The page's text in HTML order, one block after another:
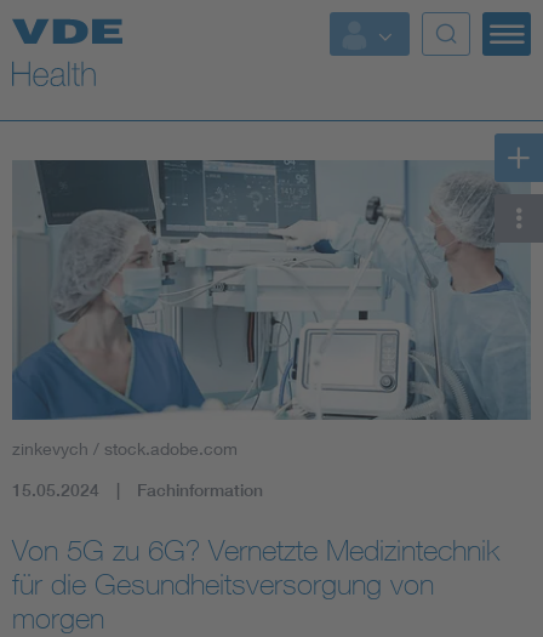
Top Themen
Fokusthemen
AI & Digital Trust
Health
Mobility
Assisted Living
zinkevych / stock.adobe.com
15.05.2024 Fachinformation
Von 5G zu 6G? Vernetzte Medizintechnik
für die Gesundheitsversorgung von
morgen